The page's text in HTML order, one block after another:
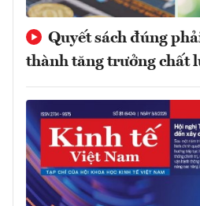
Quyết sách đúng
thành tăng trưởng chất